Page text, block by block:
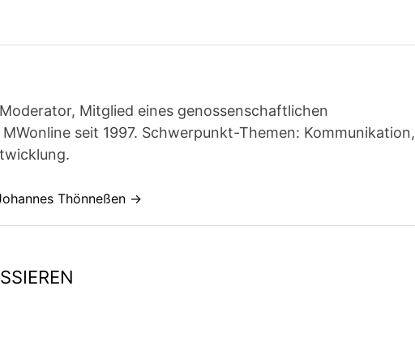
Mitglied eines genossenschaftlichen
seit 1997. Schwerpunkt-Themen: Kommunikation,
Thönneßen →